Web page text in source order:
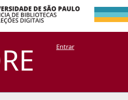
no Acervo
+ CoriscoEntrar